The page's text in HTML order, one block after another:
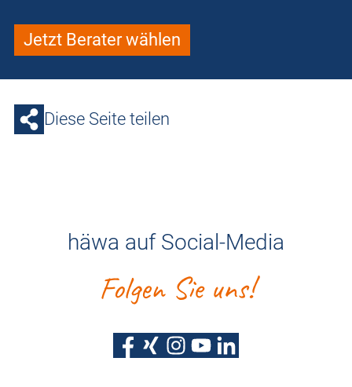
Jetzt Berater wählen
Diese Seite teilen
häwa auf Social-Media
Folgen Sie uns!